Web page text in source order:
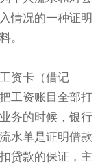
情况的一种证明
。
资卡（借记
工资账目全部打
务的时候，银行
水单是证明借款
贷款的保证，主